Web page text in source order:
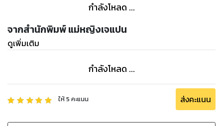
กำลังโหลด ...
จากสำนักพิมพ์ แม่หญิงเจแปน
ดูเพิ่มเติม
กำลังโหลด ...
ให้5 คะแนน ส่งคะแนน